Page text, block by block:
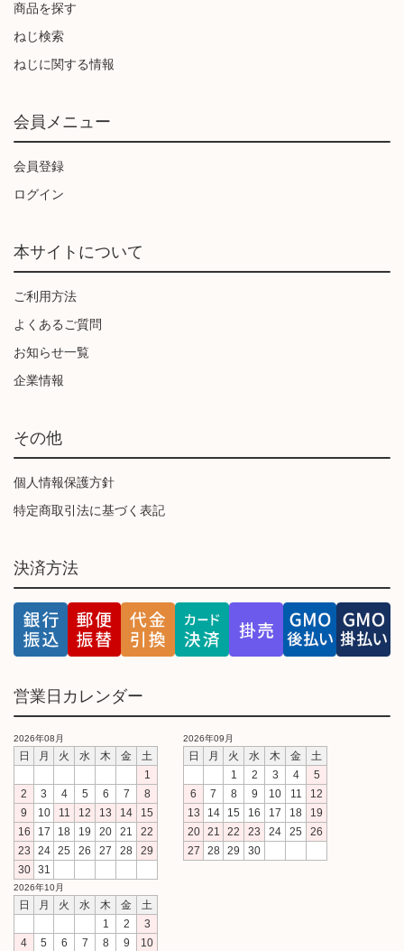
商品を探す
ねじ検索
ねじに関する情報
会員メニュー
会員登録
ログイン
本サイトについて
ご利用方法
よくあるご質問
お知らせ一覧
企業情報
その他
個人情報保護方針
特定商取引法に基づく表記
決済方法
営業日カレンダー
2026年08月
日 月 火 水 木 金
土
1
2
3 4 5 6 7
8
9
10 11 12 13 14
15
16
17 18 19 20 21
22
23
24 25 26 27 28
29
30
31
2026年09月
日 月 火 水 木 金
土
1
2 3 4
5
6
7 8 9 10 11
12
13
14 15 16 17 18
19
20
21 22 23 24 25
26
27
28 29 30
2026年10月
日 月 火 水 木 金
土
1
2
3
4
5 6 7 8 9 10